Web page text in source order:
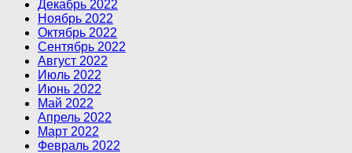
Декабрь 2022
Ноябрь 2022
Октябрь 2022
Сентябрь 2022
Август 2022
Июль 2022
Июнь 2022
Май 2022
Апрель 2022
Март 2022
Февраль 2022